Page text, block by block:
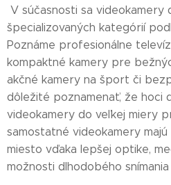
V súčasnosti sa videokamery
špecializovaných kategórií
Poznáme profesionálne
kompaktné kamery pre
akčné kamery na šport či
dôležité poznamenať, že hoci
videokamery do veľkej miery
samostatné videokamery
miesto vďaka lepšej optike,
možnosti dlhodobého